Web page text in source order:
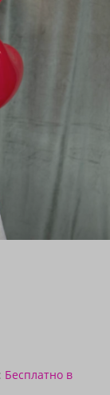
Бесплатно в